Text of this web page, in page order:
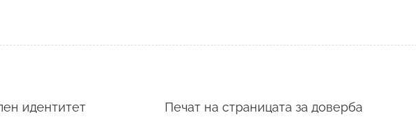
идентитет Печат на страницата за доверба